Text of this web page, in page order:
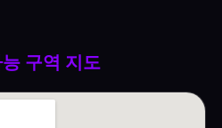
구역 지도